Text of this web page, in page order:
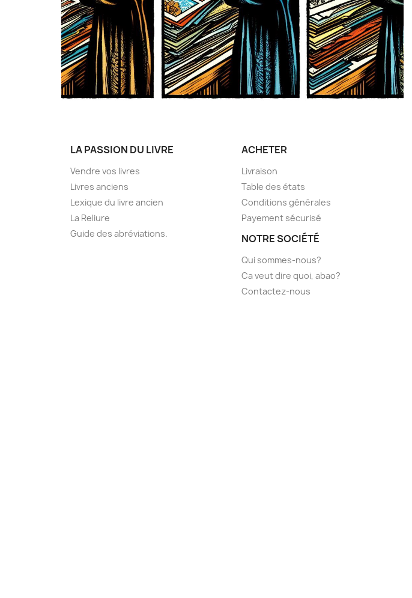
LA PASSION DU LIVRE
Vendre vos livres
Livres anciens
Lexique du livre ancien
La Reliure
Guide des abréviations.
ACHETER
Livraison
Table des états
Conditions générales
Payement sécurisé
NOTRE SOCIÉTÉ
Qui sommes-nous?
Ca veut dire quoi, abao?
Contactez-nous